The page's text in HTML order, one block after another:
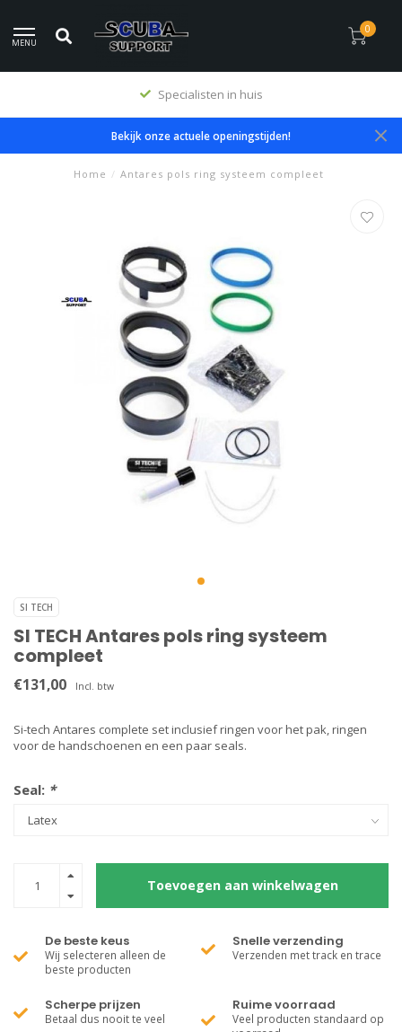
MENU
0
Specialisten in huis
Bekijk onze actuele openingstijden!
Home / Antares pols ring systeem compleet
SI TECH
SI TECH Antares pols ring systeem
compleet
€131,00 Incl. btw
Si-tech Antares complete set inclusief ringen voor het pak, ringen
voor de handschoenen en een paar seals.
Seal: *
Toevoegen aan winkelwagen
De beste keus
Wij selecteren alleen de
beste producten
Snelle verzending
Verzenden met track en trace
Scherpe prijzen
Betaal dus nooit te veel
Ruime voorraad
Veel producten standaard op